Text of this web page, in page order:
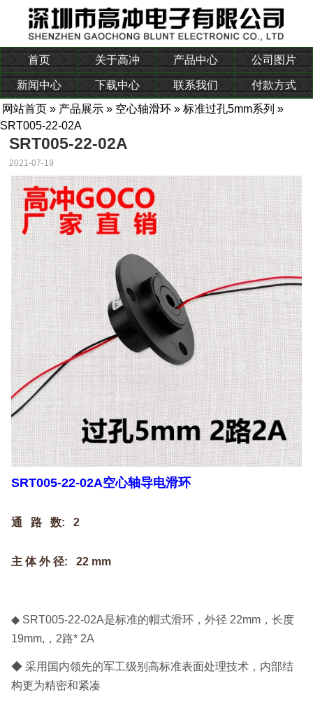
首页 关于高冲 产品中心 公司图片
新闻中心 下载中心 联系我们
付款方式
网站首页 » 产品展示 » 空心轴滑环 » 标准过孔5mm系列 »
SRT005-22-02A
SRT005-22-02A
2021-07-19
SRT005-22-02A空心轴导电滑环
通 路 数: 2
主 体 外 径: 22 mm
◆ SRT005-22-02A是标准的帽式滑环，外径 22mm，长度
19mm,，2路* 2A
◆ 采用国内领先的军工级别高标准表面处理技术，内部结
构更为精密和紧凑